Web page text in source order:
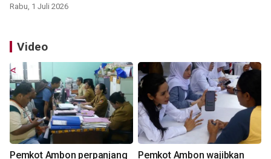
Rabu, 1 Juli 2026
Video
Pemkot Ambon perpanjang
Pemkot Ambon wajibkan